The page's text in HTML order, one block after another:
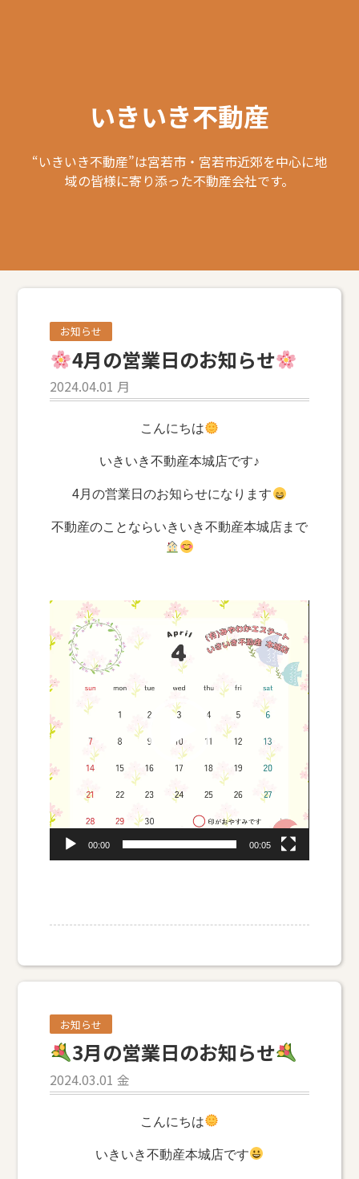
いきいき不動産
“いきいき不動産”は宮若市・宮若市近郊を中心に地
域の皆様に寄り添った不動産会社です。
お知らせ
4月の営業日のお知らせ
2024.04.01 月
こんにちは
いきいき不動産本城店です♪
4月の営業日のお知らせになります
不動産のことならいきいき不動産本城店まで
動
画
プ
ー
ー
00:00 00:05
お知らせ
3月の営業日のお知らせ
2024.03.01 金
こんにちは
いきいき不動産本城店です